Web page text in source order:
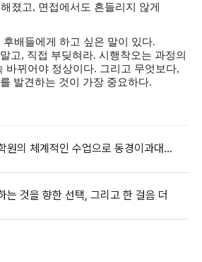
졌고, 면접에서도 흔들리지 않게
배들에게 하고 싶은 말이 있다.
고, 직접 부딪혀라. 시행착오는 과정의
바뀌어야 정상이다. 그리고 무엇보다,
발견하는 것이 가장 중요하다.
원의 체계적인 수업으로 동경이과대
는 것을 향한 선택, 그리고 한 걸음 더